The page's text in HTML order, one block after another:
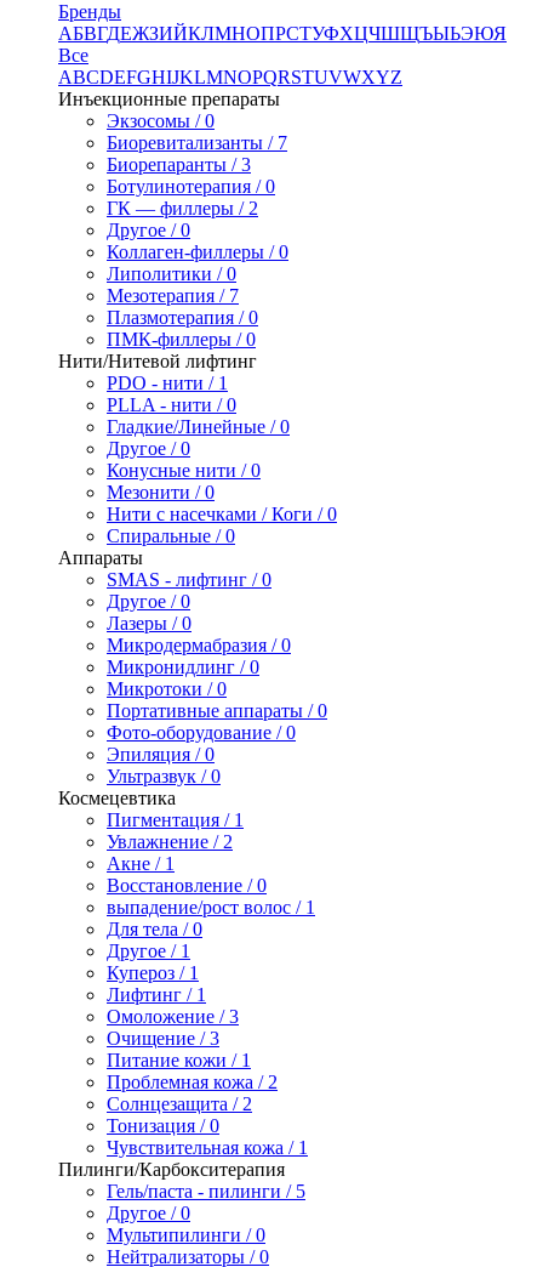
Бренды
АБВГДЕЖЗИЙКЛМНОПРСТУФХЦЧШЩЪЫЬЭЮЯ
Все
ABCDEFGHIJKLMNOPQRSTUVWXYZ
Инъекционные препараты
Экзосомы / 0
Биоревитализанты / 7
Биорепаранты / 3
Ботулинотерапия / 0
ГК — филлеры / 2
Другое / 0
Коллаген-филлеры / 0
Липолитики / 0
Мезотерапия / 7
Плазмотерапия / 0
ПМК-филлеры / 0
Нити/Нитевой лифтинг
PDO - нити / 1
PLLA - нити / 0
Гладкие/Линейные / 0
Другое / 0
Конусные нити / 0
Мезонити / 0
Нити с насечками / Коги / 0
Спиральные / 0
Аппараты
SMAS - лифтинг / 0
Другое / 0
Лазеры / 0
Микродермабразия / 0
Микронидлинг / 0
Микротоки / 0
Портативные аппараты / 0
Фото-оборудование / 0
Эпиляция / 0
Ультразвук / 0
Космецевтика
Пигментация / 1
Увлажнение / 2
Акне / 1
Восстановление / 0
выпадение/рост волос / 1
Для тела / 0
Другое / 1
Купероз / 1
Лифтинг / 1
Омоложение / 3
Очищение / 3
Питание кожи / 1
Проблемная кожа / 2
Солнцезащита / 2
Тонизация / 0
Чувствительная кожа / 1
Пилинги/Карбокситерапия
Гель/паста - пилинги / 5
Другое / 0
Мультипилинги / 0
Нейтрализаторы / 0